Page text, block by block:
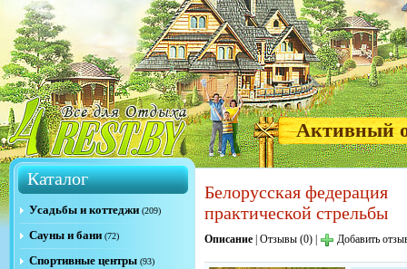
Активный
Каталог
Усадьбы и коттеджи (209)
Сауны и бани (72)
Спортивные центры (93)
Белорусская федерация
практической стрельбы
Описание Отзывы (0) Добавить